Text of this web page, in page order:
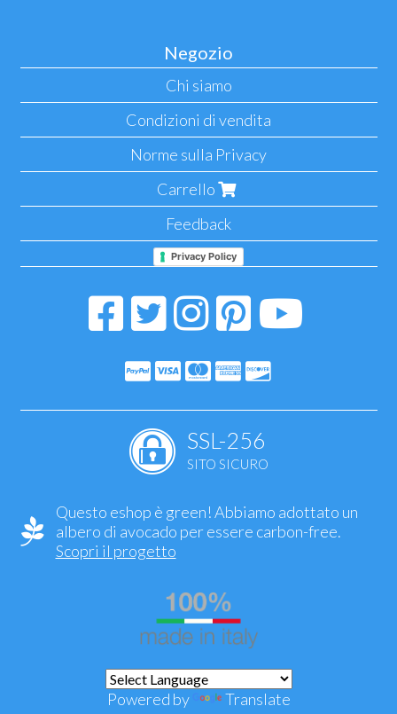
Negozio
Chi siamo
Condizioni di vendita
Norme sulla Privacy
Carrello
Feedback
Privacy Policy
SSL-256
SITO SICURO
Questo eshop è green! Abbiamo adottato un
albero di avocado per essere carbon-free.
Scopri il progetto
Powered by Translate